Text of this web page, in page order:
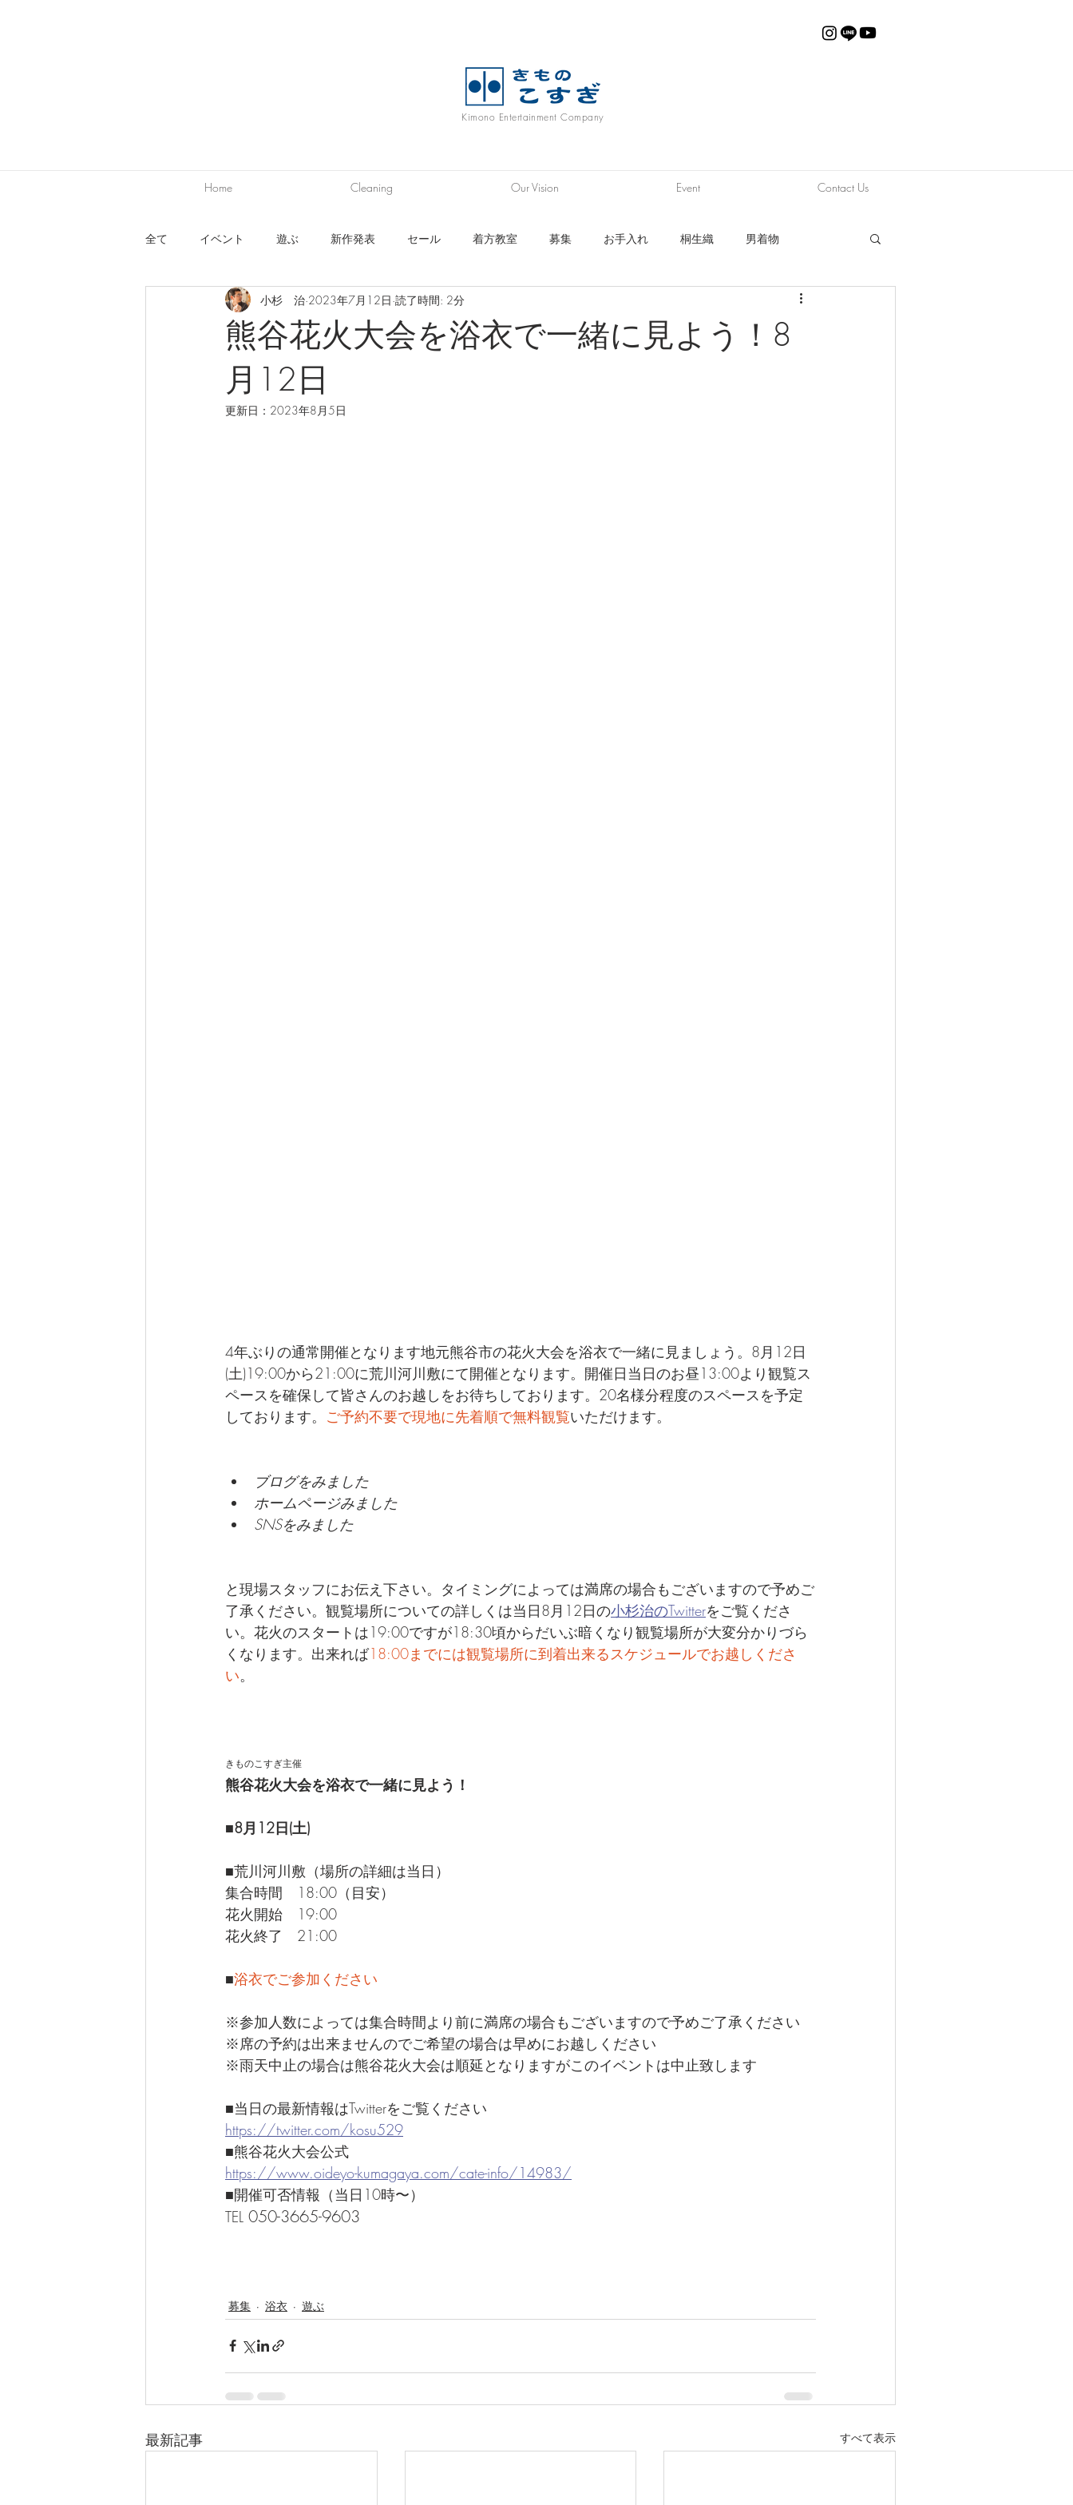
Kimono Entertainment Company
Home Cleaning Our Vision Event Contact Us
全て イベント 遊ぶ 新作発表 セール 着方教室 募集 お手入れ 桐生織 男着物
ワークショップ 出展 デニム着物 履物 限定販売
着付サービス
熊谷花火大会を浴衣で一緒に見よう！8
月12日
小杉 治 2023年7月12日 読了時間: 2分
更新日： 2023年8月5日
4年ぶりの通常開催となります地元熊谷市の花火大会を浴衣で一緒に見ましょう。8月12日
(土)19:00から21:00に荒川河川敷にて開催となります。開催日当日のお昼13:00より観覧ス
ペースを確保して皆さんのお越しをお待ちしております。20名様分程度のスペースを予定
しております。 ご予約不要で現地に先着順で無料観覧いただけます。
ブログをみました
ホームページみました
SNSをみました
と現場スタッフにお伝え下さい。タイミングによっては満席の場合もございますので予めご
了承ください。観覧場所についての詳しくは当日8月12日の小杉治のTwitterをご覧くださ
い。花火のスタートは19:00ですが18:30頃からだいぶ暗くなり観覧場所が大変分かりづら
くなります。出来れば18:00までには観覧場所に到着出来るスケジュールでお越しくださ
い。
きものこすぎ主催
熊谷花火大会を浴衣で一緒に見よう！
■8月12日(土)
■荒川河川敷（場所の詳細は当日）
集合時間　18:00（目安）
花火開始　19:00
花火終了　21:00
■浴衣でご参加ください
※参加人数によっては集合時間より前に満席の場合もございますので予めご了承ください
※席の予約は出来ませんのでご希望の場合は早めにお越しください
※雨天中止の場合は熊谷花火大会は順延となりますがこのイベントは中止致します
■当日の最新情報はTwitterをご覧ください
https://twitter.com/kosu529
■熊谷花火大会公式
https://www.oideyo-kumagaya.com/cate-info/14983/
■開催可否情報（当日10時〜）
TEL 050-3665-9603
募集 浴衣 遊ぶ
最新記事 すべて表示